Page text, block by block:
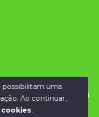
para te ajudar.
Ltda - ME
os direitos
possibilitam uma
Ao continuar,
cookies.